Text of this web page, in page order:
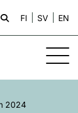
FI SV EN
2024